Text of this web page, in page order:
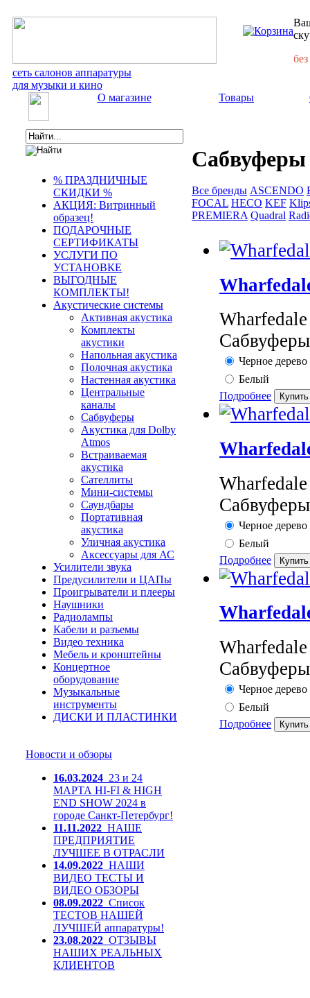
сеть салонов аппаратуры
для музыки и кино
О магазине Товары
% ПРАЗДНИЧНЫЕ
СКИДКИ %
АКЦИЯ: Витринный
образец!
ПОДАРОЧНЫЕ
СЕРТИФИКАТЫ
УСЛУГИ ПО
УСТАНОВКЕ
ВЫГОДНЫЕ
КОМПЛЕКТЫ!
Акустические системы
Активная акустика
Комплекты
акустики
Напольная акустика
Полочная акустика
Настенная акустика
Центральные
каналы
Сабвуферы
Акустика для Dolby
Atmos
Встраиваемая
акустика
Сателлиты
Мини-системы
Саундбары
Портативная
акустика
Уличная акустика
Аксессуары для АС
Усилители звука
Предусилители и ЦАПы
Проигрыватели и плееры
Наушники
Радиолампы
Кабели и разъемы
Видео техника
Мебель и кронштейны
Концертное
оборудование
Музыкальные
инструменты
ДИСКИ И ПЛАСТИНКИ
Новости и обзоры
16.03.2024 23 и 24
МАРТА HI-FI & HIGH
END SHOW 2024 в
городе Санкт-Петербург!
11.11.2022 НАШЕ
ПРЕДПРИЯТИЕ
ЛУЧШЕЕ В ОТРАСЛИ
14.09.2022 НАШИ
ВИДЕО ТЕСТЫ И
ВИДЕО ОБЗОРЫ
08.09.2022 Список
ТЕСТОВ НАШЕЙ
ЛУЧШЕЙ аппаратуры!
23.08.2022 ОТЗЫВЫ
НАШИХ РЕАЛЬНЫХ
КЛИЕНТОВ
Все бренды ASCENDO
FOCAL HECO KEF
PREMIERA Quadral
Черное дерево
Белый
Подробнее
Черное дерево
Белый
Подробнее
Черное дерево
Белый
Подробнее